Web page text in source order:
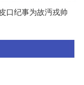
口纪事为故沔戎帅